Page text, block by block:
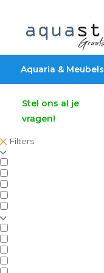
Aquaria & Meubels
Stel ons al je
vragen!
Filters